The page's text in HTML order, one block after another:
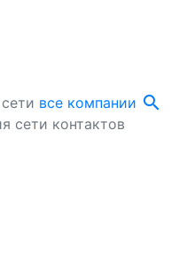
все компании search
сети контактов